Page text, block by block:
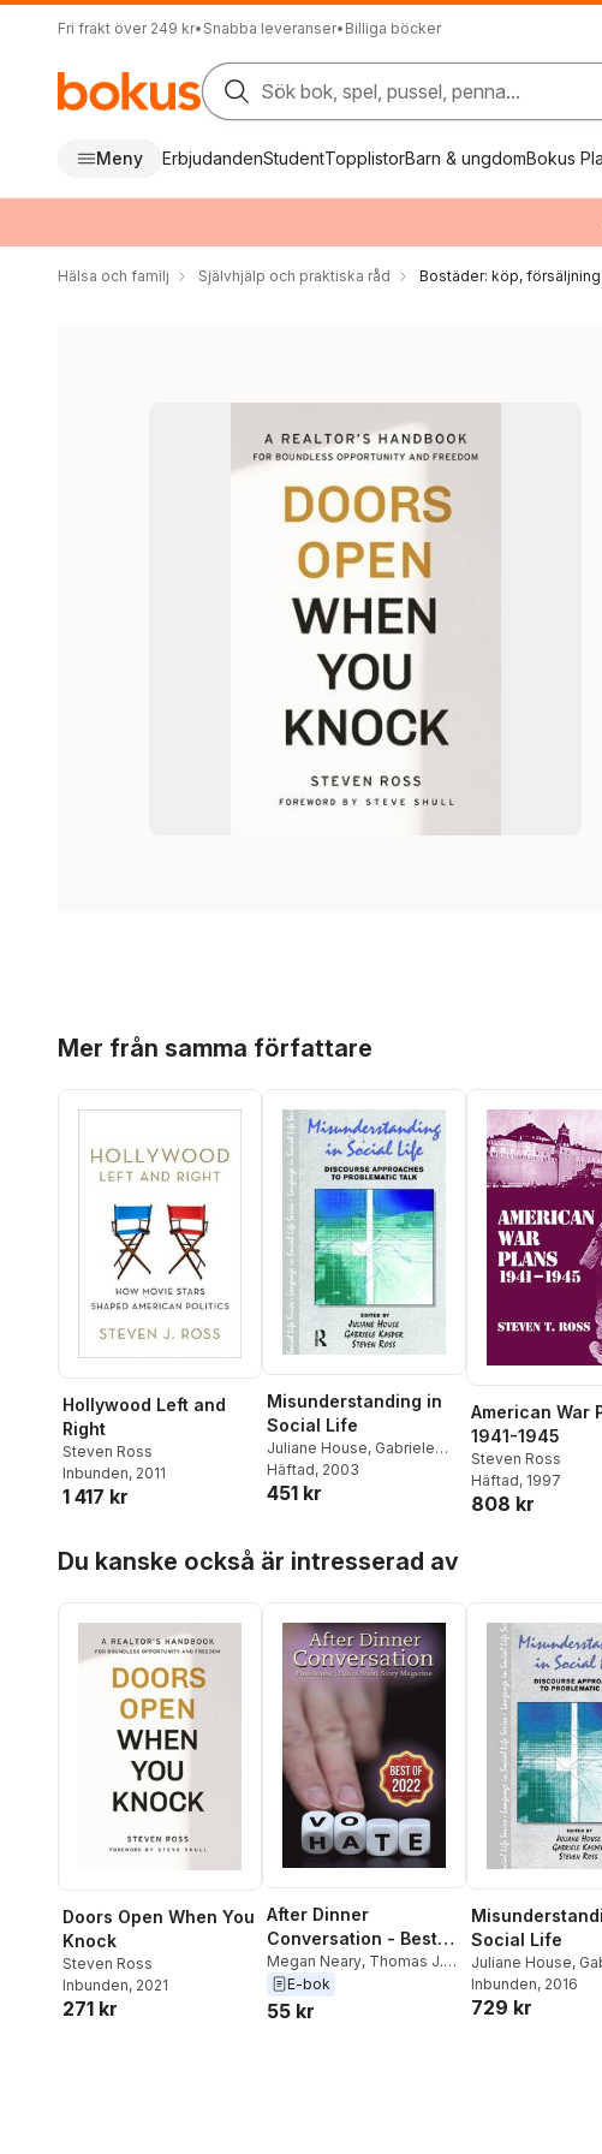
Fri frakt över 249 kr• Snabba leveranser• Billiga böcker
Sök bok, spel, pussel, penna...
Meny ErbjudandenStudentTopplistorBarn & ungdomBokus
Hälsa och familj Självhjälp och praktiska råd Bostäder: köp, försäljning
Mer från samma författare
Hollywood Left and
Right
Steven Ross
Inbunden, 2011
1 417 kr
Misunderstanding in
Social Life
Juliane House, Gabriele
Kasper,Steven Ross
Häftad, 2003
451 kr
American War
1941-1945
Steven Ross
Häftad, 1997
808 kr
Du kanske också är intresserad av
Doors Open When You
Knock
Steven Ross
Inbunden, 2021
271 kr
After Dinner
Conversation - Best
Of 2022
Megan Neary, Thomas J.
Weiss,Veronica L. Asay
Larry Kite
E-bok
55 kr
Social Life
Juliane House,
Kasper,Steven
Inbunden, 2016
729 kr